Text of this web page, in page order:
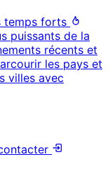
temps forts
puissants de la
récents et
les pays et
villes avec